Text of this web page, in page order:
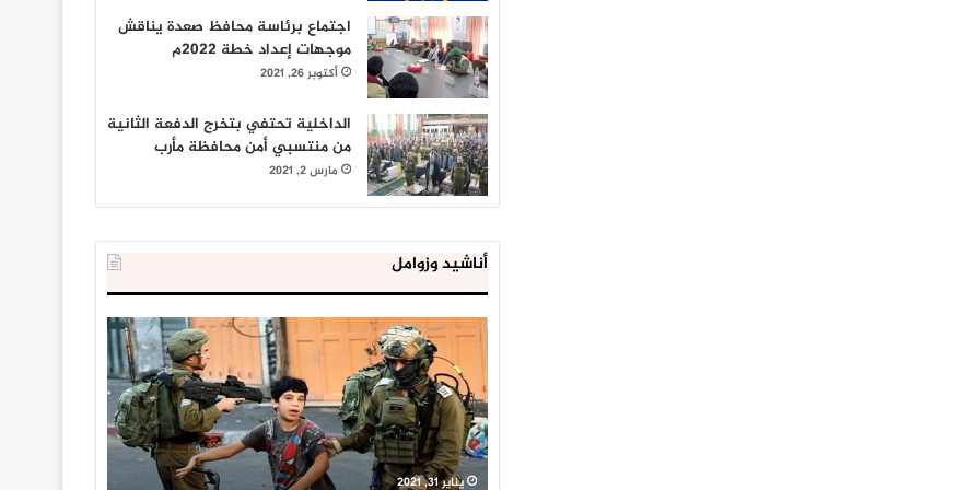
اجتماع برئاسة محافظ صعدة يناقش
موجهات إعداد خطة 2022م
أكتوبر 26, 2021
الداخلية تحتفي بتخرج الدفعة الثانية
من منتسبي أمن محافظة مأرب
مارس 2, 2021
أناشيد وزوامل
العدو
الإسرائيلي
اعتقل
543
طفلا
فلسطينيا
خلال
يناير 31, 2021
الداخلية
المصرية
تعلن
إحباط
‘مخطط
كبير’